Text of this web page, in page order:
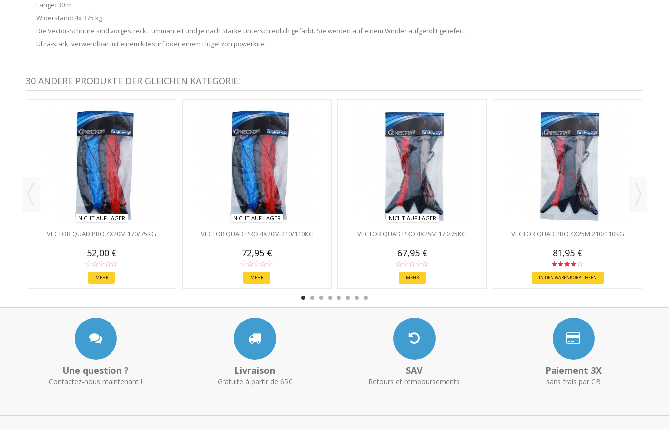
Länge: 30 m
Widerstand: 4x 375 kg
Die Vector-Schnüre sind vorgestreckt, ummantelt und je nach Stärke unterschiedlich gefärbt. Sie werden auf einem Winder aufgerollt geliefert.
Ultra-stark, verwendbar mit einem kitesurf oder einem Flügel von powerkite.
30 ANDERE PRODUKTE DER GLEICHEN KATEGORIE:
NICHT AUF LAGER
VECTOR QUAD PRO 4X20M 170/75KG
52,00 €
MEHR
NICHT AUF LAGER
VECTOR QUAD PRO 4X20M 210/110KG
72,95 €
MEHR
NICHT AUF LAGER
VECTOR QUAD PRO 4X25M 170/75KG
67,95 €
MEHR
VECTOR QUAD PRO 4X25M 210/110KG
81,95 €
IN DEN WARENKORB LEGEN
Une question ?
Contactez-nous maintenant !
Livraison
Gratuite à partir de 65€
SAV
Retours et remboursements
Paiement 3X
sans frais par CB